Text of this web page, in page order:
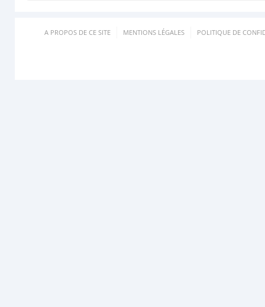
A PROPOS DE CE SITE MENTIONS LÉGALES POLITIQUE DE